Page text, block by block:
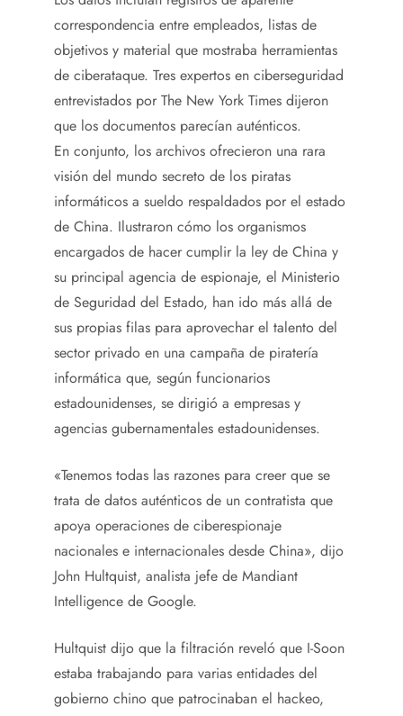
correspondencia entre empleados, listas de
objetivos y material que mostraba herramientas
de ciberataque. Tres expertos en ciberseguridad
entrevistados por The New York Times dijeron
que los documentos parecían auténticos.
En conjunto, los archivos ofrecieron una rara
visión del mundo secreto de los piratas
informáticos a sueldo respaldados por el estado
de China. Ilustraron cómo los organismos
encargados de hacer cumplir la ley de China y
su principal agencia de espionaje, el Ministerio
de Seguridad del Estado, han ido más allá de
sus propias filas para aprovechar el talento del
sector privado en una campaña de piratería
informática que, según funcionarios
estadounidenses, se dirigió a empresas y
agencias gubernamentales estadounidenses.
«Tenemos todas las razones para creer que se
trata de datos auténticos de un contratista que
apoya operaciones de ciberespionaje
nacionales e internacionales desde China», dijo
John Hultquist, analista jefe de Mandiant
Intelligence de Google.
Hultquist dijo que la filtración reveló que I-Soon
estaba trabajando para varias entidades del
gobierno chino que patrocinaban el hackeo,